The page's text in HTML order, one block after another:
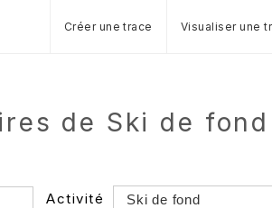
Créer une trace Visualiser une
de Ski de
Activité